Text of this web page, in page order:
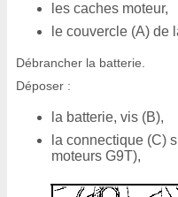
les caches moteur,
le couvercle (A) de
Débrancher la batterie.
Déposer :
la batterie, vis (B),
la connectique (C)
moteurs G9T),